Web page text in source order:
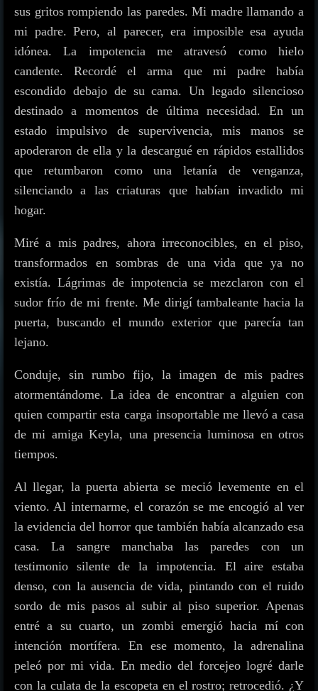
sus gritos rompiendo las paredes. Mi madre llamando a
mi padre. Pero, al parecer, era imposible esa ayuda
idónea. La impotencia me atravesó como hielo
candente. Recordé el arma que mi padre había
escondido debajo de su cama. Un legado silencioso
destinado a momentos de última necesidad. En un
estado impulsivo de supervivencia, mis manos se
apoderaron de ella y la descargué en rápidos estallidos
que retumbaron como una letanía de venganza,
silenciando a las criaturas que habían invadido mi
hogar.
Miré a mis padres, ahora irreconocibles, en el piso,
transformados en sombras de una vida que ya no
existía. Lágrimas de impotencia se mezclaron con el
sudor frío de mi frente. Me dirigí tambaleante hacia la
puerta, buscando el mundo exterior que parecía tan
lejano.
Conduje, sin rumbo fijo, la imagen de mis padres
atormentándome. La idea de encontrar a alguien con
quien compartir esta carga insoportable me llevó a casa
de mi amiga Keyla, una presencia luminosa en otros
tiempos.
Al llegar, la puerta abierta se meció levemente en el
viento. Al internarme, el corazón se me encogió al ver
la evidencia del horror que también había alcanzado esa
casa. La sangre manchaba las paredes con un
testimonio silente de la impotencia. El aire estaba
denso, con la ausencia de vida, pintando con el ruido
sordo de mis pasos al subir al piso superior. Apenas
entré a su cuarto, un zombi emergió hacia mí con
intención mortífera. En ese momento, la adrenalina
peleó por mi vida. En medio del forcejeo logré darle
con la culata de la escopeta en el rostro; retrocedió. ¿Y